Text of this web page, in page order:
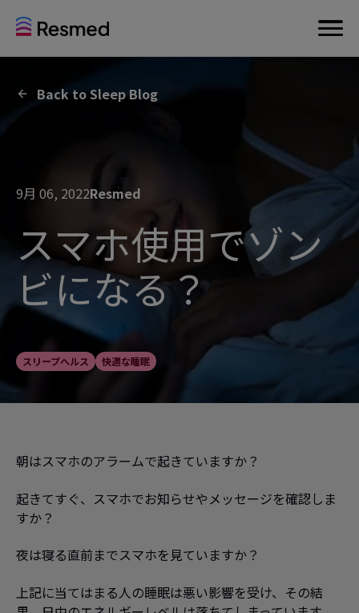
Back to Sleep Blog
9月 06, 2022Resmed
スマホ使用でゾン
ビになる？
スリープヘルス 快適な睡眠
朝はスマホのアラームで起きていますか？
起きてすぐ、スマホでお知らせやメッセージを確認しま
すか？
夜は寝る直前までスマホを見ていますか？
上記に当てはまる人の睡眠は悪い影響を受け、その結